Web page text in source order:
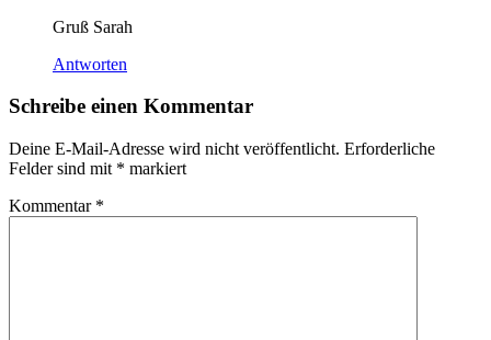
Gruß Sarah
Antworten
Schreibe einen Kommentar
Deine E-Mail-Adresse wird nicht veröffentlicht. Erforderliche
Felder sind mit * markiert
Kommentar *